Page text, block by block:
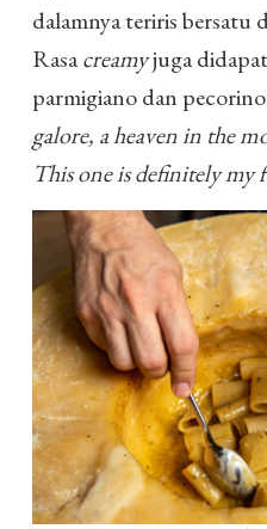
dalamnya teriris bersatu
Rasacreamyjuga
parmigiano dan
galore, a heaven in the
This one is definitely my